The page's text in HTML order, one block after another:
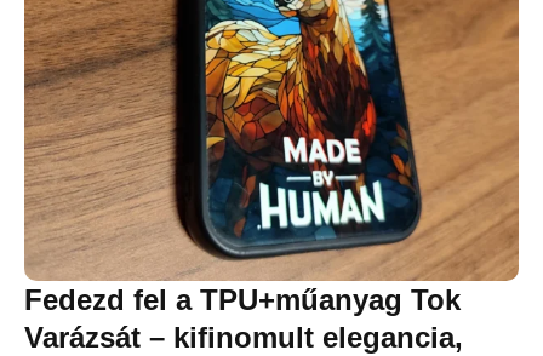
Fedezd fel a TPU+műanyag Tok
Varázsát – kifinomult elegancia,